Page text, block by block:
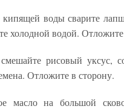
воды сварите
холодной водой.
рисовый уксус,
Отложите в сторону.
масло на большой